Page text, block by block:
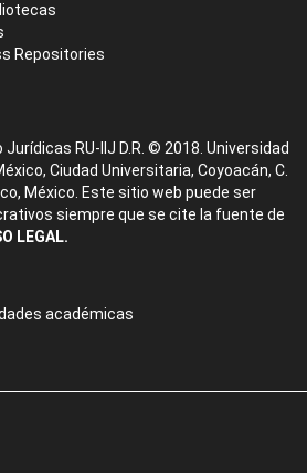
Repositories
RU-IIJ D.R. © 2018. Universidad
Ciudad Universitaria, Coyoacán, C.
México. Este sitio web puede ser
siempre que se cite la fuente de
LEGAL.
académicas